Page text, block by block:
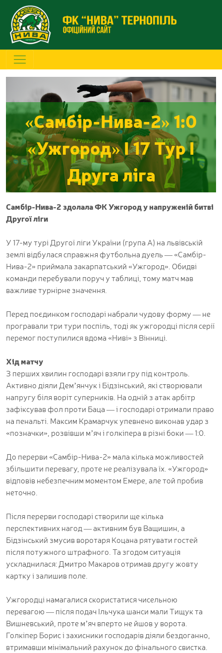
«Самбір-Нива-2» 1:0
«Ужгород» I 17 Тур I
Друга ліга
Самбір-Нива-2 здолала ФК Ужгород у напруженій битві
Другої ліги
У 17-му турі Другої ліги України (група А) на львівській
землі відбулася справжня футбольна дуель — «Самбір-
Нива-2» приймала закарпатський «Ужгород». Обидві
команди перебували поруч у таблиці, тому матч мав
важливе турнірне значення.
Перед поєдинком господарі набрали чудову форму — не
програвали три тури поспіль, тоді як ужгородці після серії
перемог поступилися вдома «Ниві» з Вінниці.
Хід матчу
З перших хвилин господарі взяли гру під контроль.
Активно діяли Дем’янчук і Бідзінський, які створювали
напругу біля воріт суперників. На одній з атак арбітр
зафіксував фол проти Баца — і господарі отримали право
на пенальті. Максим Крамарчук упевнено виконав удар з
«позначки», розвівши м’яч і голкіпера в різні боки — 1:0.
До перерви «Самбір-Нива-2» мала кілька можливостей
збільшити перевагу, проте не реалізувала їх. «Ужгород»
відповів небезпечним моментом Емере, але той пробив
неточно.
Після перерви господарі створили ще кілька
перспективних нагод — активним був Ващишин, а
Бідзінський змусив воротаря Коцана рятувати гостей
після потужного штрафного. Та згодом ситуація
ускладнилася: Дмитро Макаров отримав другу жовту
картку і залишив поле.
Ужгородці намагалися скористатися чисельною
перевагою — після подач Ільчука шанси мали Тищук та
Вишневський, проте м’яч вперто не йшов у ворота.
Голкіпер Борис і захисники господарів діяли бездоганно,
втримавши мінімальний рахунок до фінального свистка.